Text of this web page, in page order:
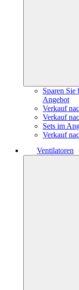
Sparen
Angebot
Verkauf
Verkauf
Sets im
Verkauf
Ventilatoren